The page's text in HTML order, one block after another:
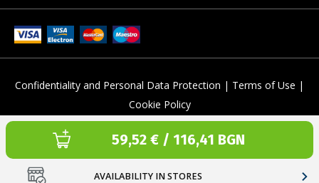
Текуща цена:
59,52 € / 116,41 BGN
AVAILABILITY IN STORES
Confidentiality and Personal Data Protection | Terms of Use |
Cookie Policy
Web design & development by ICYGEN